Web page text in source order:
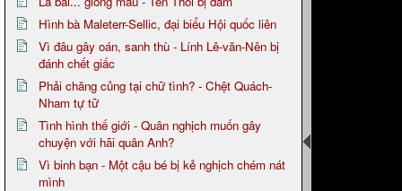
Hình bà Maleterr-Sellic, đại biểu Hội quốc liên
Vì đâu gây oán, sanh thù - Lính Lê-văn-Nên bị
đánh chết giấc
Phải chăng củng tại chữ tình? - Chệt Quách-
Nham tự tữ
Tình hình thế giới - Quân nghịch muốn gây
chuyện với hãi quân Anh?
Vì binh bạn - Một cậu bé bị kẻ nghịch chém nát
mình